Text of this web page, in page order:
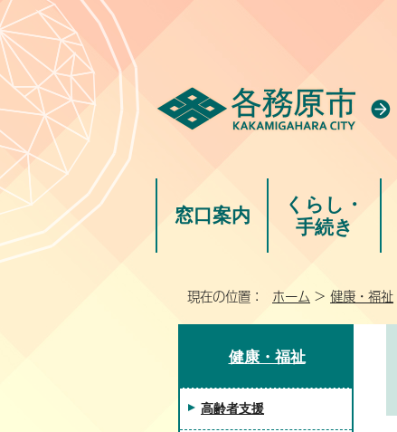
窓口案内
くらし・
手続き
現在の位置： ホーム > 健康・福祉
健康・福祉
高齢者支援